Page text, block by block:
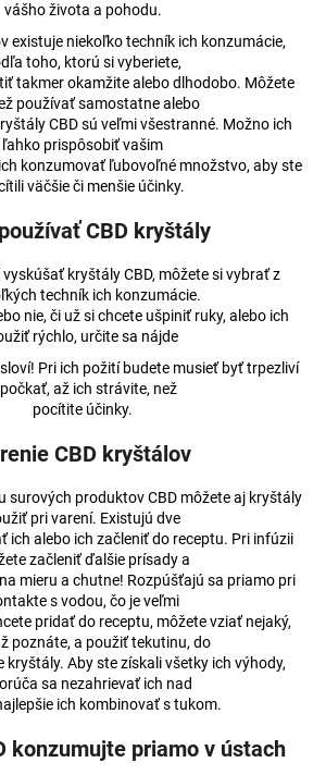
vášho života a pohodu.
existuje niekoľko techník ich konzumácie,
toho, ktorú si vyberiete,
takmer okamžite alebo dlhodobo. Môžete
používať samostatne alebo
CBD sú veľmi všestranné. Možno ich
ľahko prispôsobiť vašim
konzumovať ľubovoľné množstvo, aby ste
väčšie či menšie účinky.
CBD kryštály
kryštály CBD, môžete si vybrať z
techník ich konzumácie.
nie, či už si chcete ušpiniť ruky, alebo ich
rýchlo, určite sa nájde
Pri ich požití budete musieť byť trpezliví
až ich strávite, než
pocítite účinky.
CBD kryštálov
surových produktov CBD môžete aj kryštály
pri varení. Existujú dve
ich alebo ich začleniť do receptu. Pri infúzii
začleniť ďalšie prísady a
mieru a chutne! Rozpúšťajú sa priamo pri
s vodou, čo je veľmi
pridať do receptu, môžete vziať nejaký,
poznáte, a použiť tekutinu, do
kryštály. Aby ste získali všetky ich výhody,
sa nezahrievať ich nad
ich kombinovať s tukom.
konzumujte priamo v ústach